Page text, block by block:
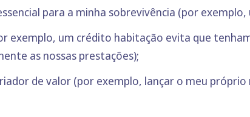
para a minha sobrevivência (por exemplo,
exemplo, um crédito habitação evita que
as nossas prestações);
de valor (por exemplo, lançar o meu próprio